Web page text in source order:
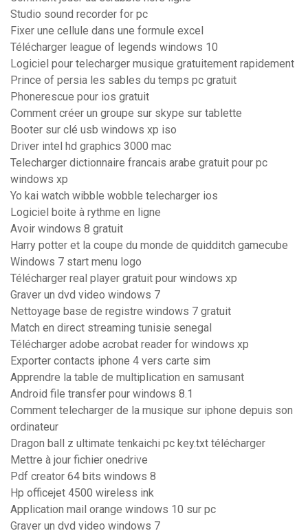
Studio sound recorder for pc
Fixer une cellule dans une formule excel
Télécharger league of legends windows 10
Logiciel pour telecharger musique gratuitement rapidement
Prince of persia les sables du temps pc gratuit
Phonerescue pour ios gratuit
Comment créer un groupe sur skype sur tablette
Booter sur clé usb windows xp iso
Driver intel hd graphics 3000 mac
Telecharger dictionnaire francais arabe gratuit pour pc
windows xp
Yo kai watch wibble wobble telecharger ios
Logiciel boite à rythme en ligne
Avoir windows 8 gratuit
Harry potter et la coupe du monde de quidditch gamecube
Windows 7 start menu logo
Télécharger real player gratuit pour windows xp
Graver un dvd video windows 7
Nettoyage base de registre windows 7 gratuit
Match en direct streaming tunisie senegal
Télécharger adobe acrobat reader for windows xp
Exporter contacts iphone 4 vers carte sim
Apprendre la table de multiplication en samusant
Android file transfer pour windows 8.1
Comment telecharger de la musique sur iphone depuis son
ordinateur
Dragon ball z ultimate tenkaichi pc key.txt télécharger
Mettre à jour fichier onedrive
Pdf creator 64 bits windows 8
Hp officejet 4500 wireless ink
Application mail orange windows 10 sur pc
Graver un dvd video windows 7